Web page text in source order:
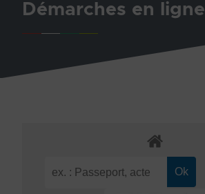
Démarches en ligne